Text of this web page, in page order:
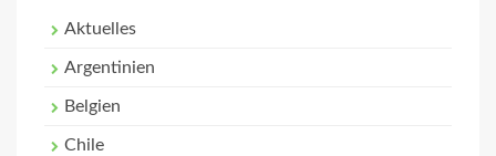
Aktuelles
Argentinien
Belgien
Chile